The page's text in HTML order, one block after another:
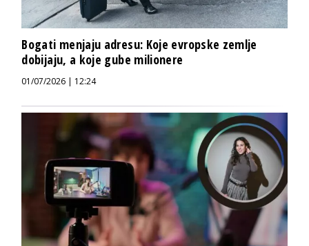
Bogati menjaju adresu: Koje evropske zemlje
dobijaju, a koje gube milionere
01/07/2026 | 12:24